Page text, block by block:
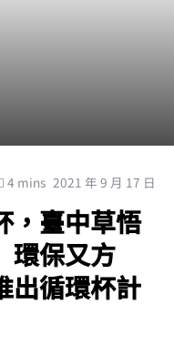
4 mins 2021 年 9 月 17 日
，臺中草悟
環保又方
出循環杯計